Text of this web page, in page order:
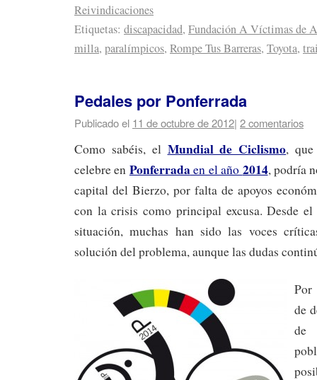
Reivindicaciones
Etiquetas: discapacidad, Fundación A Víctimas de
milla, paralímpicos, Rompe Tus Barreras, Toyota,
Pedales por Ponferrada
Publicado el 11 de octubre de 2012| 2 comentarios
Como sabéis, el Mundial de Ciclismo,
celebre en Ponferradaen el año 2014, podría
capital del Bierzo, por falta de apoyos
con la crisis como principal excusa. Desde
situación, muchas han sido las voces
solución del problema, aunque las dudas
de
de